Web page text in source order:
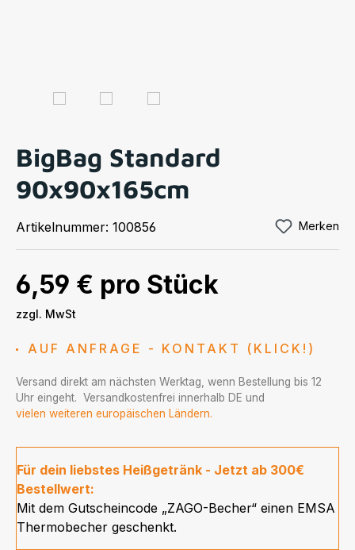
BigBag Standard
90x90x165cm
Artikelnummer: 100856 Merken
6,59 € pro Stück
zzgl. MwSt
AUF ANFRAGE - KONTAKT (KLICK!)
Versand direkt am nächsten Werktag, wenn Bestellung bis 12
Uhr eingeht. Versandkostenfrei innerhalb DE und
vielen weiteren europäischen Ländern.
Für dein liebstes Heißgetränk - Jetzt ab 300€
Bestellwert:
Mit dem Gutscheincode „ZAGO-Becher“ einen EMSA
Thermobecher geschenkt.